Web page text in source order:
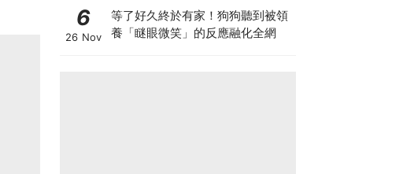
6
26 Nov
等了好久終於有家！狗狗聽到被領
養「瞇眼微笑」的反應融化全網